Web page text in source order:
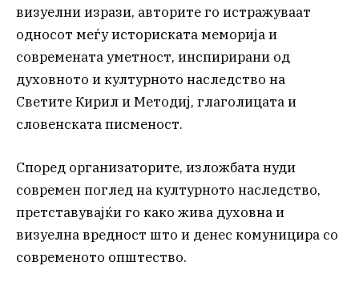
визуелни изрази, авторите го истражуваат
односот меѓу историската меморија и
современата уметност, инспирирани од
духовното и културното наследство на
Светите Кирил и Методиј, глаголицата и
словенската писменост.
Според организаторите, изложбата нуди
современ поглед на културното наследство,
претставувајќи го како жива духовна и
визуелна вредност што и денес комуницира со
современото општество.